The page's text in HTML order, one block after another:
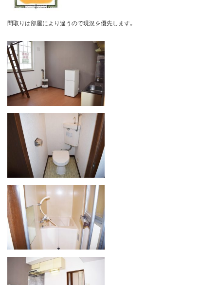
間取りは部屋により違うので現況を優先します。